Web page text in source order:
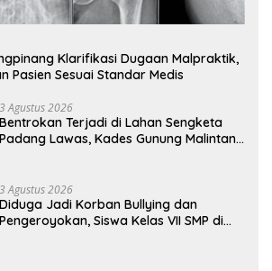
Klarifikasi Dugaan Malpraktik,
Pasien Sesuai Standar Medis
3 Agustus 2026
Bentrokan Terjadi di Lahan Sengketa
Padang Lawas, Kades Gunung Malintang
3 Agustus 2026
Diduga Jadi Korban Bullying dan
Pengeroyokan, Siswa Kelas VII SMP di